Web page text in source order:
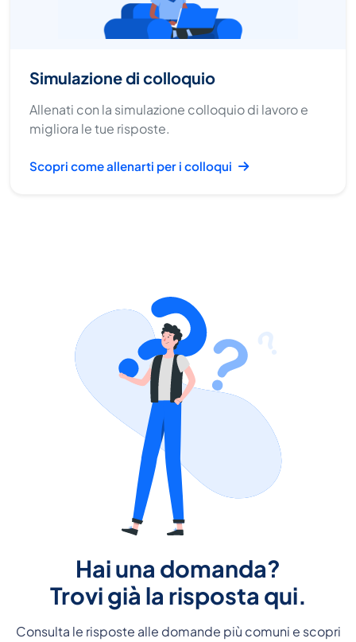
Simulazione di colloquio
Allenati con la simulazione colloquio di lavoro e
migliora le tue risposte.
Scopri come allenarti per i colloqui
Hai una domanda?
Trovi già la risposta qui.
Consulta le risposte alle domande più comuni e scopri